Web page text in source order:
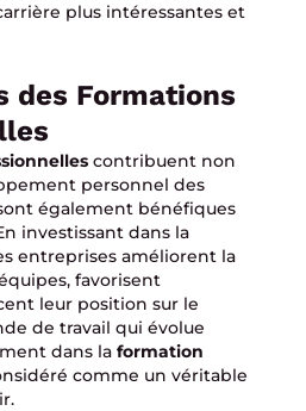
plus intéressantes et
des Formations
contribuent non
personnel des
également bénéfiques
investissant dans la
entreprises améliorent la
favorisent
leur position sur le
de travail qui évolue
dans la formation
comme un véritable